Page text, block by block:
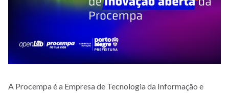
A Procempa é a Empresa de Tecnologia da Informação e